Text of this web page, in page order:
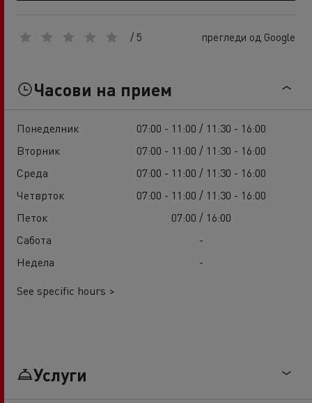
/ 5 прегледи од Google
Часови на прием
Понеделник
07:00 - 11:00 / 11:30 - 16:00
Вторник
07:00 - 11:00 / 11:30 - 16:00
Среда
07:00 - 11:00 / 11:30 - 16:00
Четврток
07:00 - 11:00 / 11:30 - 16:00
Петок
07:00 / 16:00
Сабота
-
Недела
-
See specific hours >
Услуги